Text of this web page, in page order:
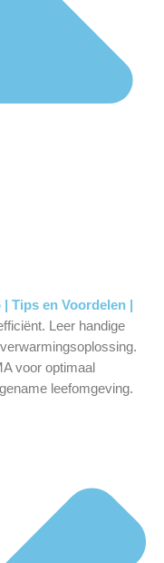
Tips en Voordelen |
Leer handige
voor optimaal
leefomgeving.